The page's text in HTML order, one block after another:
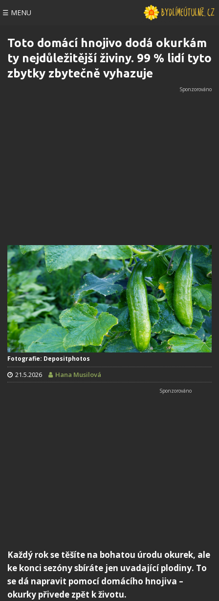
☰ MENU
Toto domácí hnojivo dodá okurkám
ty nejdůležitější živiny. 99 % lidí tyto
zbytky zbytečně vyhazuje
Fotografie: Depositphotos
21.5.2026 Hana Musilová
Každý rok se těšíte na bohatou úrodu okurek, ale
ke konci sezóny sbíráte jen uvadající plodiny. To
se dá napravit pomocí domácího hnojiva –
okurky přivede zpět k životu.